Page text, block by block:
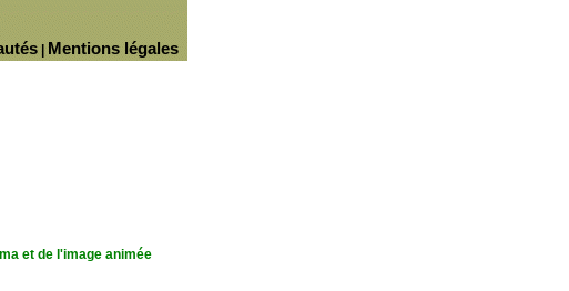
Mentions légales
et de l'image animée